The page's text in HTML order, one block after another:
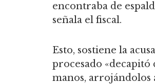
encontraba de
señala el fiscal.
Esto, sostiene la
procesado «decapitó
manos, arrojándolos